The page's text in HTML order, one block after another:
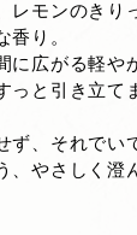
レモンのきり
香り。
に広がる軽や
っと引き立て
ず、それでい
、やさしく澄